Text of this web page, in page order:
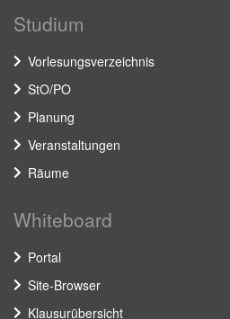
Studium
Vorlesungsverzeichnis
StO/PO
Planung
Veranstaltungen
Räume
Whiteboard
Portal
Site-Browser
Klausurübersicht